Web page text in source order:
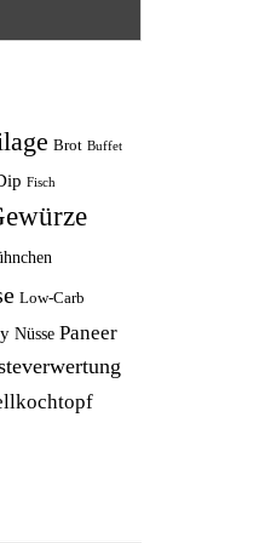
Brot Buffet
Fisch
Low-Carb
Nüsse Paneer